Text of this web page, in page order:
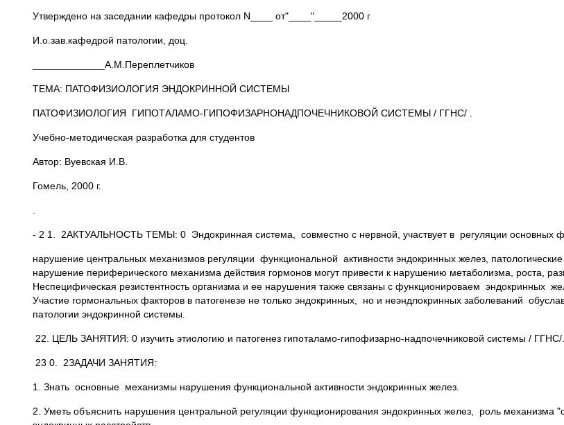
Утверждено на заседании кафедры протокол N____ от"____"_____2000 г
И.о.зав.кафедрой патологии, доц.
_____________А.М.Переплетчиков
ТЕМА: ПАТОФИЗИОЛОГИЯ ЭНДОКРИННОЙ СИСТЕМЫ
ПАТОФИЗИОЛОГИЯ ГИПОТАЛАМО-ГИПОФИЗАРНОНАДПОЧЕЧНИКОВОЙ СИСТЕМЫ / ГГНС/ .
Учебно-методическая разработка для студентов
Автор: Вуевская И.В.
Гомель, 2000 г.
- 2 1. 2АКТУАЛЬНОСТЬ ТЕМЫ: 0 Эндокринная система, совместно с нервной, участвует в регуляции основных
нарушение центральных механизмов регуляции функциональной активности эндокринных желез,
нарушение периферического механизма действия гормонов могут привести к нарушению метаболизма, роста,
Неспецифическая резистентность организма и ее нарушения также связаны с функционироваем эндокринных
Участие гормональных факторов в патогенезе не только эндокринных, но и неэндлокринных заболеваний
патологии эндокринной системы.
22. ЦЕЛЬ ЗАНЯТИЯ: 0 изучить этиологию и патогенез гипоталамо-гипофизарно-надпочечниковой системы / ГГНС/.
23 0. 2ЗАДАЧИ ЗАНЯТИЯ:
1. Знать основные механизмы нарушения функциональной активности эндокринных желез.
2. Уметь объяснить нарушения центральной регуляции функционирования эндокринных желез, роль механизма